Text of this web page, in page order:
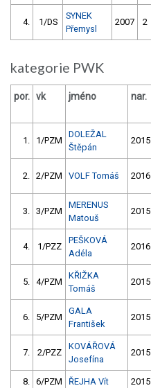
4. 1/DS
SYNEK
Přemysl
2007 2
kategorie PWK
por. vk jméno nar.
1. 1/PZM
DOLEŽAL
Štěpán
2015
2. 2/PZM VOLF Tomáš 2016
3. 3/PZM
MERENUS
Matouš
2015
4. 1/PZZ
PEŠKOVÁ
Adéla
2016
5. 4/PZM
KŘIŽKA
Tomáš
2015
6. 5/PZM
GALA
František
2015
7. 2/PZZ
KOVÁŘOVÁ
Josefína
2015
8. 6/PZM ŘEJHA Vít 2015